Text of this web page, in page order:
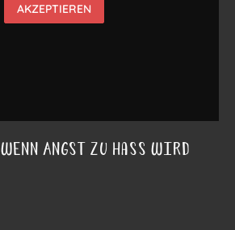
AKZEPTIEREN
Wenn Angst zu Hass wird